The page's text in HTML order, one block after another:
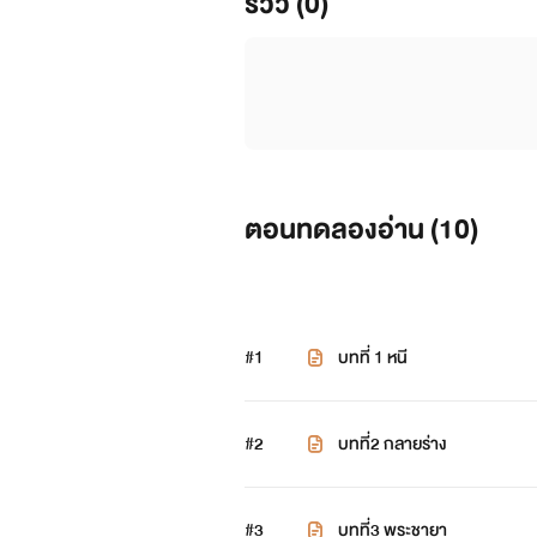
ตอนทดลองอ่าน (10)
#1 บทที่ 1 หนี
#2 บทที่2 กลายร่าง
#3 บทที่3 พระชายา